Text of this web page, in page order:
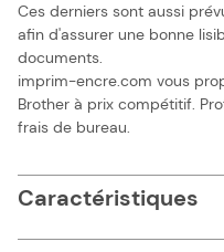
Ces derniers sont aussi
afin d'assurer une bonne
documents.
imprim-encre.com vous
Brother à prix compétitif.
frais de bureau.
Caractéristiques